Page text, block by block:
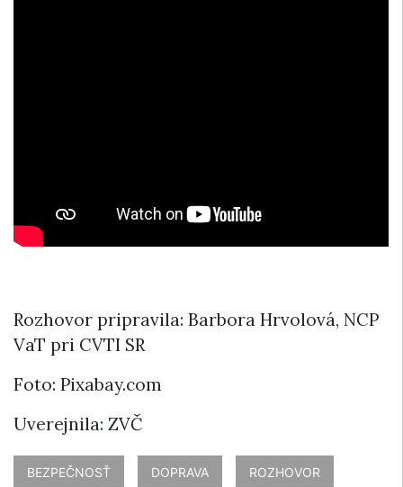
Rozhovor pripravila: Barbora Hrvolová, NCP
VaT pri CVTI SR
Foto: Pixabay.com
Uverejnila: ZVČ
BEZPEČNOSŤ DOPRAVA ROZHOVOR